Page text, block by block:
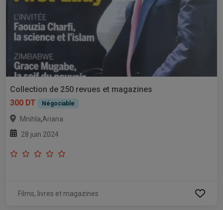
Collection de 250 revues et magazines
300 DT
Négociable
Mnihla,Ariana
28 juin 2024
Films, livres et magazines